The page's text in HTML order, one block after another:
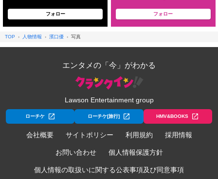
フォロー フォロー
TOP 人物情報 濱口優 写真
エンタメの「今」がわかる
Lawson Entertainment group
ローチケ ローチケ[旅行] HMV&BOOKS
会社概要 サイトポリシー 利用規約 採用情報
お問い合わせ 個人情報保護方針
個人情報の取扱いに関する公表事項及び同意事項